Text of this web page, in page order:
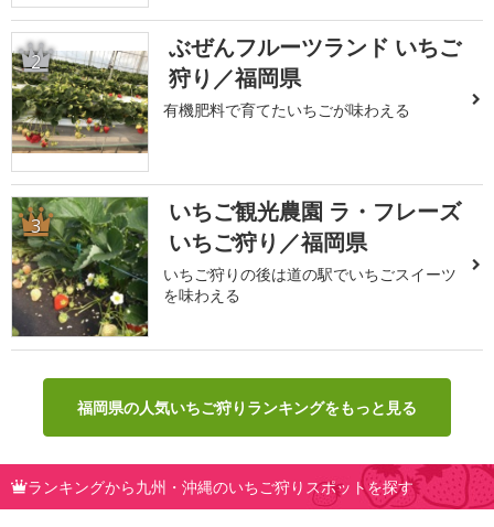
2
ぶぜんフルーツランド いちご
狩り／福岡県
有機肥料で育てたいちごが味わえる
3
いちご観光農園 ラ・フレーズ
いちご狩り／福岡県
いちご狩りの後は道の駅でいちごスイーツ
を味わえる
福岡県の人気いちご狩りランキングをもっと見る
ランキングから九州・沖縄のいちご狩りスポットを探す